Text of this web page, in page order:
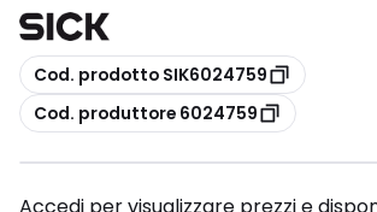
copia
Cod. prodotto SIK6024759
copia
Cod. produttore 6024759